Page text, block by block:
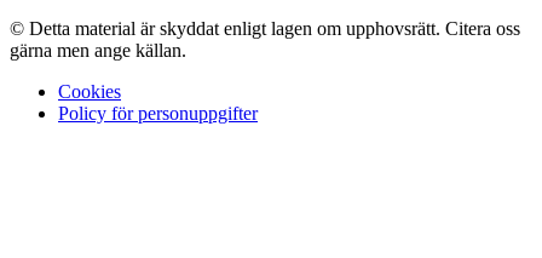
© Detta material är skyddat enligt lagen om upphovsrätt. Citera oss
gärna men ange källan.
Cookies
Policy för personuppgifter